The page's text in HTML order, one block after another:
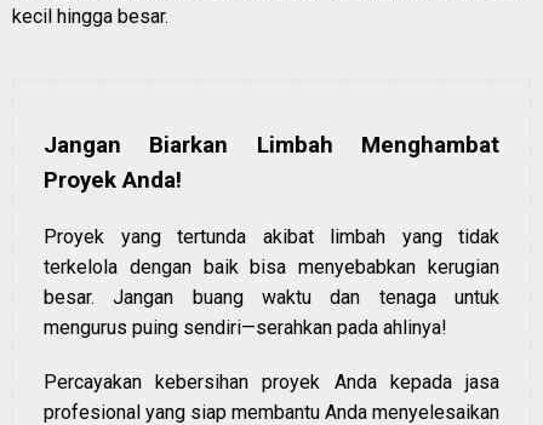
kecil hingga besar.
Jangan Biarkan Limbah Menghambat
Proyek Anda!
Proyek yang tertunda akibat limbah yang tidak
terkelola dengan baik bisa menyebabkan kerugian
besar. Jangan buang waktu dan tenaga untuk
mengurus puing sendiri—serahkan pada ahlinya!
Percayakan kebersihan proyek Anda kepada jasa
profesional yang siap membantu Anda menyelesaikan